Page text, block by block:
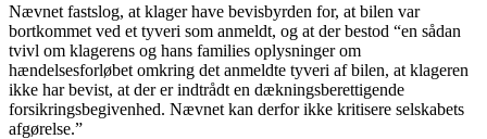
Nævnet fastslog, at klager have bevisbyrden for, at bilen var
bortkommet ved et tyveri som anmeldt, og at der bestod “en sådan
tvivl om klagerens og hans families oplysninger om
hændelsesforløbet omkring det anmeldte tyveri af bilen, at klageren
ikke har bevist, at der er indtrådt en dækningsberettigende
forsikringsbegivenhed. Nævnet kan derfor ikke kritisere selskabets
afgørelse.”